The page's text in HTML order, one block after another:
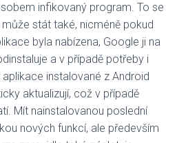
infikovaný program. To se
stát také, nicméně pokud
byla nabízena, Google ji na
a v případě potřeby i
instalované z Android
aktualizují, což v případě
Mít nainstalovanou poslední
nových funkcí, ale především